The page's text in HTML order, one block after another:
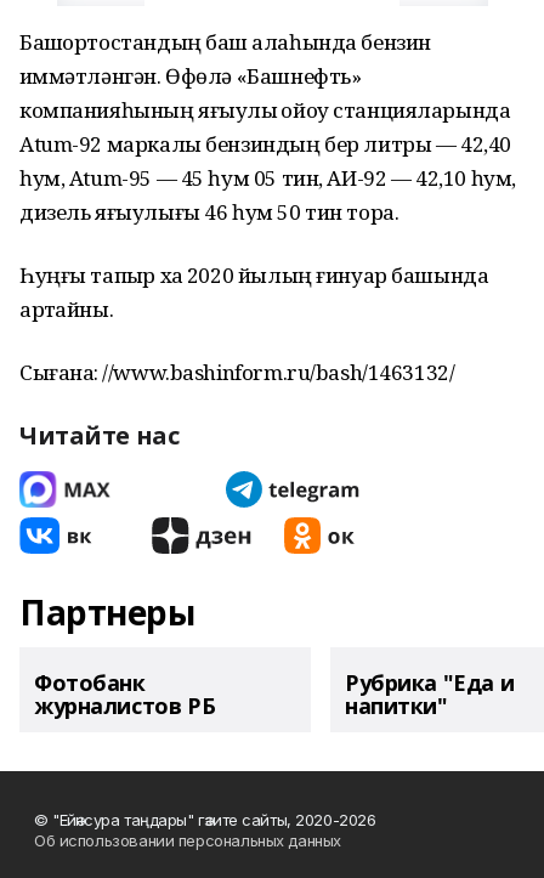
Башҡортостандың баш ҡалаһында бензин
ҡиммәтләнгән. Өфөлә «Башнефть»
компанияһының яғыулыҡ ҡойоу станцияларында
Atum-92 маркалы бензиндың бер литры — 42,40
һум, Atum-95 — 45 һум 05 тин, АИ-92 — 42,10 һум,
дизель яғыулығы 46 һум 50 тин тора.
Һуңғы тапҡыр хаҡ 2020 йылың ғинуар башында
артҡайны.
Сығанаҡ: //www.bashinform.ru/bash/1463132/
Читайте нас
Партнеры
Фотобанк
журналистов РБ
Рубрика "Еда и
напитки"
© "Ейәнсура таңдары" гәзите сайты, 2020-2026
Об использовании персональных данных